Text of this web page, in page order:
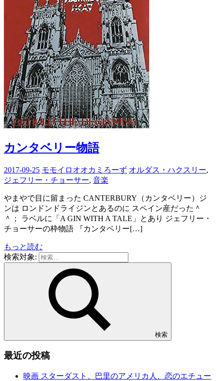
カンタベリー物語
2017-09-25 モモイロオオカミろーず オルダス・ハクスリー,
ジェフリー・チョーサー, 音楽
やまやで目に留まった CANTERBURY（カンタベリー）ジ
ンは ロンドンドライジンとあるのに スペイン産だった＾
＾； ラベルに「A GIN WITH A TALE」とあり ジェフリー・
チョーサーの枠物語 『カンタベリー[…]
もっと読む
検索対象:
検索
最近の投稿
映画 スターダスト、巴里のアメリカ人、恋のエチュー